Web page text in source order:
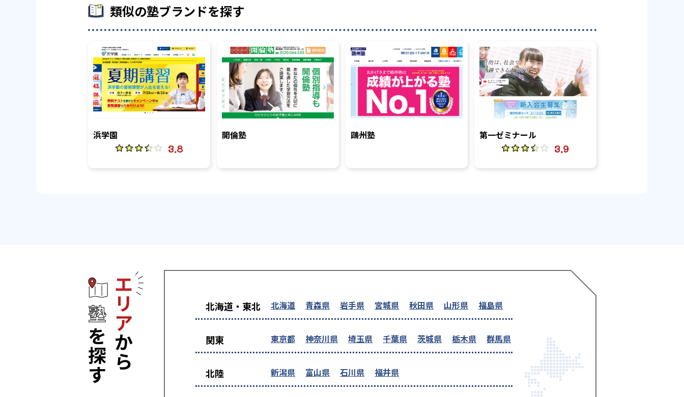
類似の塾ブランドを探す
浜学園
3.8
開倫塾 鷗州塾 第一ゼミナール
3.9
北海道・東北 北海道 青森県 岩手県 宮城県 秋田県 山形県 福島県
関東 東京都 神奈川県 埼玉県 千葉県 茨城県 栃木県 群馬県
北陸 新潟県 富山県 石川県 福井県